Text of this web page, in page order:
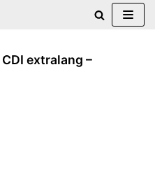
extralang –